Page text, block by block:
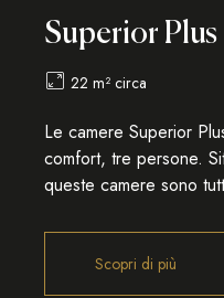
Superior Plus
22 m² circa
Le camere Superior
comfort, tre persone.
queste camere sono